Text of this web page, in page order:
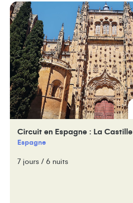
Circuit en Espagne : La Castille
Espagne
7 jours / 6 nuits